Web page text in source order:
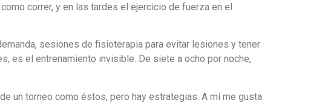
correr, y en las tardes el ejercicio de fuerza en el
sesiones de fisioterapia para evitar lesiones y tener
es el entrenamiento invisible. De siete a ocho por noche,
un torneo como éstos, pero hay estrategias. A mí me gusta